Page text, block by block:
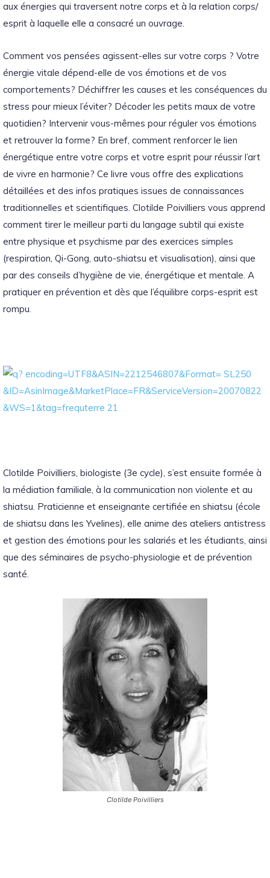
aux énergies qui traversent notre corps et à la relation corps/
esprit à laquelle elle a consacré un ouvrage.
Comment vos pensées agissent-elles sur votre corps ? Votre
énergie vitale dépend-elle de vos émotions et de vos
comportements? Déchiffrer les causes et les conséquences du
stress pour mieux l’éviter? Décoder les petits maux de votre
quotidien? Intervenir vous-mêmes pour réguler vos émotions
et retrouver la forme? En bref, comment renforcer le lien
énergétique entre votre corps et votre esprit pour réussir l’art
de vivre en harmonie? Ce livre vous offre des explications
détaillées et des infos pratiques issues de connaissances
traditionnelles et scientifiques. Clotilde Poivilliers vous apprend
comment tirer le meilleur parti du langage subtil qui existe
entre physique et psychisme par des exercices simples
(respiration, Qi-Gong, auto-shiatsu et visualisation), ainsi que
par des conseils d’hygiène de vie, énergétique et mentale. A
pratiquer en prévention et dès que l’équilibre corps-esprit est
rompu.
Clotilde Poivilliers, biologiste (3e cycle), s’est ensuite formée à
la médiation familiale, à la communication non violente et au
shiatsu. Praticienne et enseignante certifiée en shiatsu (école
de shiatsu dans les Yvelines), elle anime des ateliers antistress
et gestion des émotions pour les salariés et les étudiants, ainsi
que des séminaires de psycho-physiologie et de prévention
santé.
Clotilde Poivilliers